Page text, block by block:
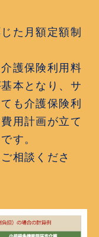
た月額定額制
護保険利用料
本となり、サ
も介護保険利
用計画が立て
す。
相談くださ